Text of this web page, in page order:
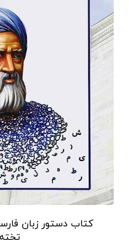
کتاب دستور زبان